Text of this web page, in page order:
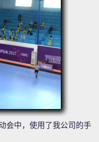
会中，使用了我公司的手